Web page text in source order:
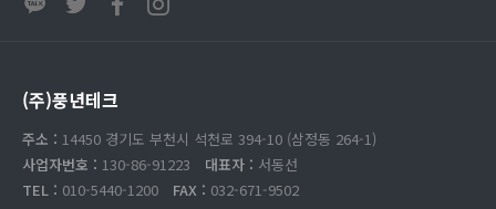
(주)풍년테크
주소 : 14450 경기도 부천시 석천로 394-10 (삼정동 264-1)
사업자번호 : 130-86-91223 대표자 : 서동선
TEL : 010-5440-1200 FAX : 032-671-9502